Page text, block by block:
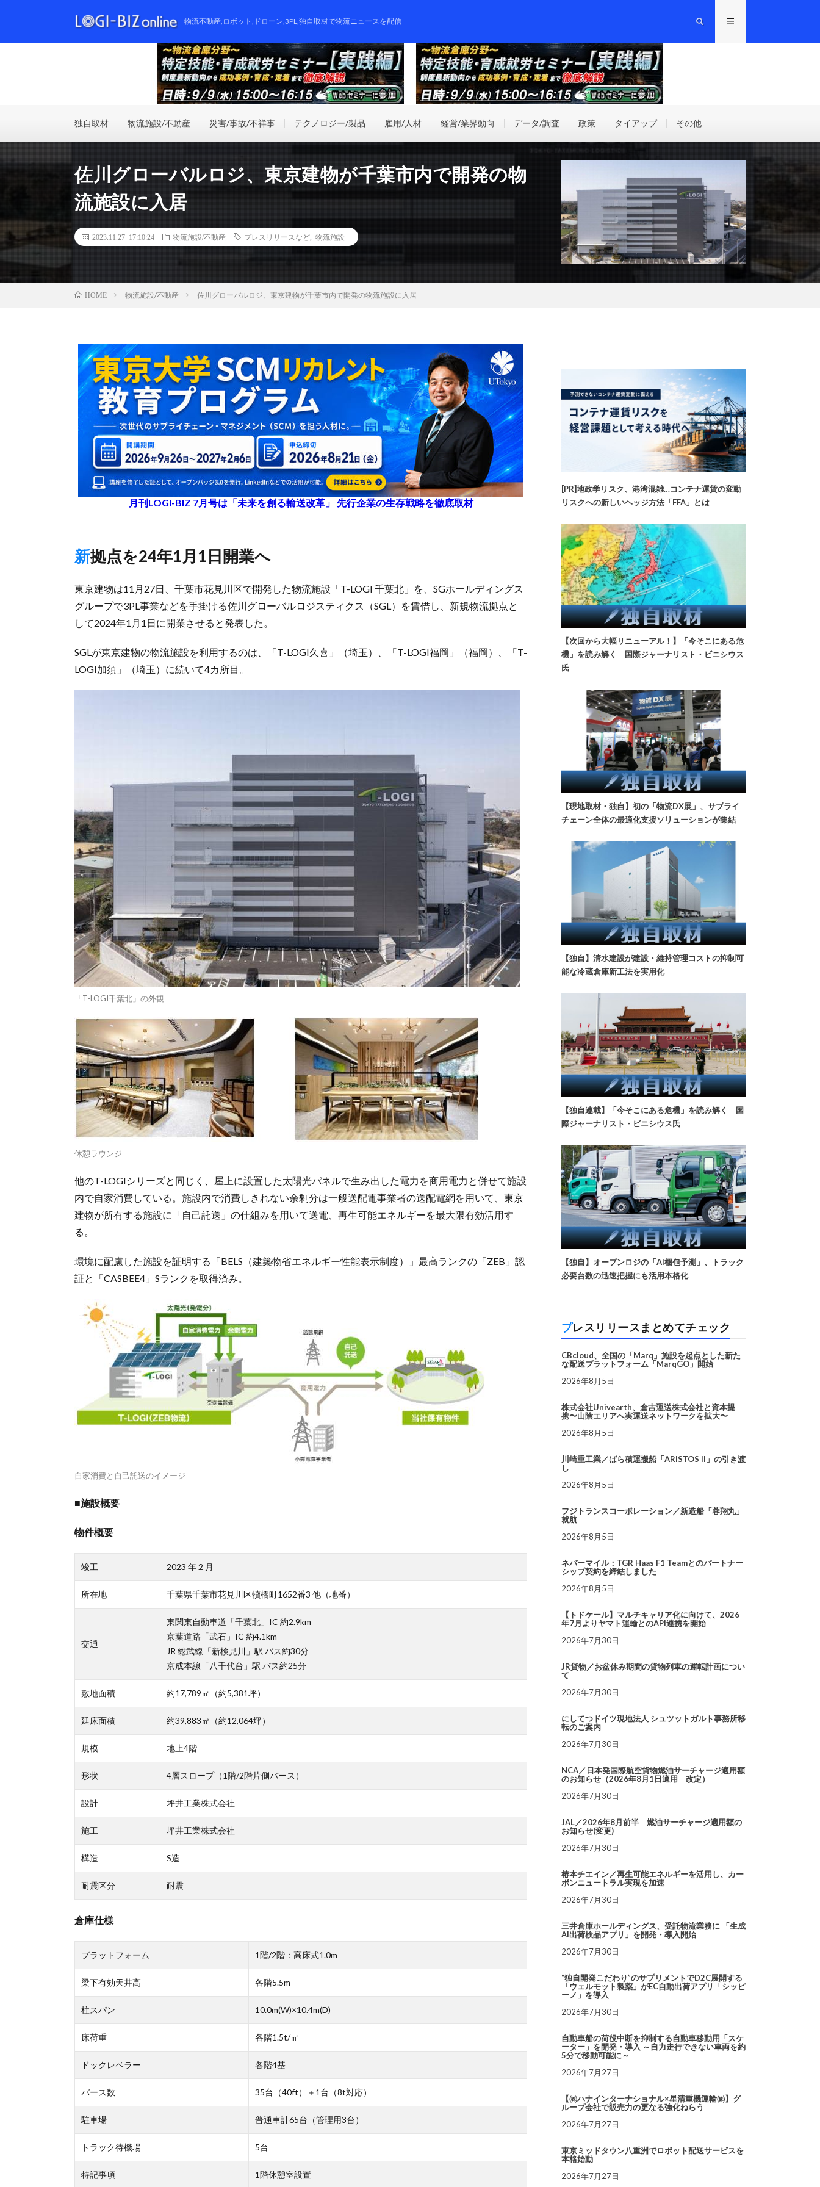
物流不動産,ロボット,ドローン,3PL,独自取材で物流ニュースを配信
独自取材 物流施設/不動産 災害/事故/不祥事 テクノロジー/製品 雇用/人材 経営/業界動向 データ/調査 政策 タイアップ その他
佐川グローバルロジ、東京建物が千葉市内で開発の物
流施設に入居
2023.11.27 17:10:24 物流施設/不動産 プレスリリースなど 物流施設
HOME 物流施設/不動産 佐川グローバルロジ、東京建物が千葉市内で開発の物流施設に入居
月刊LOGI-BIZ 7月号は「未来を創る輸送改革」 先行企業の生存戦略を徹底取材
新拠点を24年1月1日開業へ
東京建物は11月27日、千葉市花見川区で開発した物流施設「T-LOGI 千葉北」を、SGホールディングス
グループで3PL事業などを手掛ける佐川グローバルロジスティクス（SGL）を賃借し、新規物流拠点と
して2024年1月1日に開業させると発表した。
SGLが東京建物の物流施設を利用するのは、「T-LOGI久喜」（埼玉）、「T-LOGI福岡」（福岡）、「T-
LOGI加須」（埼玉）に続いて4カ所目。
「T-LOGI千葉北」の外観
休憩ラウンジ
他のT-LOGIシリーズと同じく、屋上に設置した太陽光パネルで生み出した電力を商用電力と併せて施設
内で自家消費している。施設内で消費しきれない余剰分は一般送配電事業者の送配電網を用いて、東京
建物が所有する施設に「自己託送」の仕組みを用いて送電、再生可能エネルギーを最大限有効活用す
る。
環境に配慮した施設を証明する「BELS（建築物省エネルギー性能表示制度）」最高ランクの「ZEB」認
証と「CASBEE4」Sランクを取得済み。
自家消費と自己託送のイメージ
■施設概要
物件概要
竣工 2023 年 2 月
所在地 千葉県千葉市花見川区犢橋町1652番3 他（地番）
交通
東関東自動車道「千葉北」IC 約2.9km
京葉道路「武石」IC 約4.1km
JR 総武線「新検見川」駅 バス約30分
京成本線「八千代台」駅 バス約25分
敷地面積 約17,789㎡（約5,381坪）
延床面積 約39,883㎡（約12,064坪）
規模 地上4階
形状 4層スロープ（1階/2階片側バース）
設計 坪井工業株式会社
施工 坪井工業株式会社
構造 S造
耐震区分 耐震
倉庫仕様
プラットフォーム 1階/2階：高床式1.0m
梁下有効天井高 各階5.5m
柱スパン 10.0m(W)×10.4m(D)
床荷重 各階1.5t/㎡
ドックレベラー 各階4基
バース数 35台（40ft）＋1台（8t対応）
駐車場 普通車計65台（管理用3台）
トラック待機場 5台
特記事項 1階休憩室設置
[PR]地政学リスク、港湾混雑…コンテナ運賃の変動
リスクへの新しいヘッジ方法「FFA」とは
【次回から大幅リニューアル！】「今そこにある危
機」を読み解く 国際ジャーナリスト・ビニシウス
氏
【現地取材・独自】初の「物流DX展」、サプライ
チェーン全体の最適化支援ソリューションが集結
【独自】清水建設が建設・維持管理コストの抑制可
能な冷蔵倉庫新工法を実用化
【独自連載】「今そこにある危機」を読み解く 国
際ジャーナリスト・ビニシウス氏
【独自】オープンロジの「AI梱包予測」、トラック
必要台数の迅速把握にも活用本格化
プレスリリースまとめてチェック
CBcloud、全国の「Marq」施設を起点とした新た
な配送プラットフォーム「MarqGO」開始
2026年8月5日
株式会社Univearth、倉吉運送株式会社と資本提
携〜山陰エリアへ実運送ネットワークを拡大〜
2026年8月5日
川崎重工業／ばら積運搬船「ARISTOS II」の引き渡
し
2026年8月5日
フジトランスコーポレーション／新造船「蓉翔丸」
就航
2026年8月5日
ネバーマイル：TGR Haas F1 Teamとのパートナー
シップ契約を締結しました
2026年8月5日
【トドケール】マルチキャリア化に向けて、2026
年7月よりヤマト運輸とのAPI連携を開始
2026年7月30日
JR貨物／お盆休み期間の貨物列車の運転計画につい
て
2026年7月30日
にしてつドイツ現地法人 シュツットガルト事務所移
転のご案内
2026年7月30日
NCA／日本発国際航空貨物燃油サーチャージ適用額
のお知らせ（2026年8月1日適用 改定）
2026年7月30日
JAL／2026年8月前半 燃油サーチャージ適用額の
お知らせ(変更)
2026年7月30日
椿本チエイン／再生可能エネルギーを活用し、カー
ボンニュートラル実現を加速
2026年7月30日
三井倉庫ホールディングス、受託物流業務に 「生成
AI出荷検品アプリ」を開発・導入開始
2026年7月30日
“独自開発こだわり”のサプリメントでD2C展開する
「ウェルモット製薬」がEC自動出荷アプリ「シッピ
ーノ」を導入
2026年7月30日
自動車船の荷役中断を抑制する自動車移動用「スケ
ーター」を開発・導入 ～自力走行できない車両を約
5分で移動可能に～
2026年7月27日
【㈱ハナインターナショナル×星清重機運輸㈱】グ
ループ会社で販売力の更なる強化ねらう
2026年7月27日
東京ミッドタウン八重洲でロボット配送サービスを
本格始動
2026年7月27日